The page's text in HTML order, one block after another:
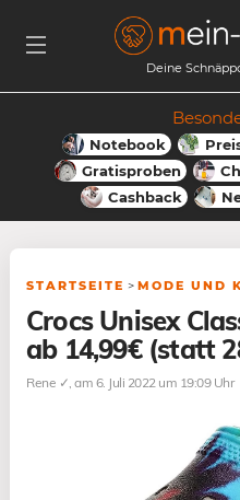
Deine
Notebook
Gratisproben
Cashback
STARTSEITE > MODE UND
Crocs Unisex
ab 14,99€ (statt
Rene ✓, am 6. Juli 2022 um 19:09 Uhr